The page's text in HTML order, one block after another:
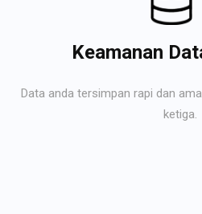
Keamanan
Data anda tersimpan rapi dan
ketiga.